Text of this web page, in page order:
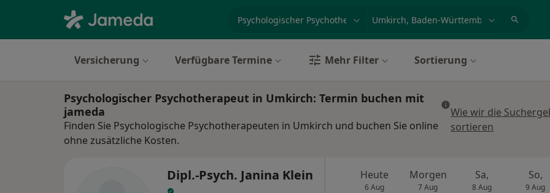
Versicherung Verfügbare Termine Mehr Filter Sortierung
Psychologischer Psychotherapeut in Umkirch: Termin buchen mit
jameda
Finden Sie Psychologische Psychotherapeuten in Umkirch und buchen Sie online
ohne zusätzliche Kosten.
Wie wir die
sortieren
Dipl.-Psych. Janina Klein Heute
6 Aug
Morgen
7 Aug
Sa,
8 Aug
So,
9 Aug